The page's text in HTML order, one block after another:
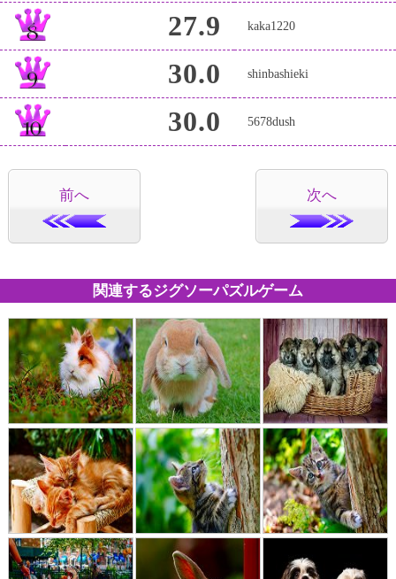
27.9 kaka1220
30.0 shinbashieki
30.0 5678dush
前へ 次へ
関連するジグソーパズルゲーム